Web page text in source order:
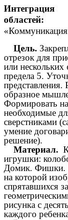
областей:
Цель.
отрезок для
или нескольких
предела 5.
представления.
образное
Формировать
необходимые
сверстниками
умение
решение).
Материал.
игрушки:
Домик. Фишки.
на которой
спрятавшихся
рисунка с
каждого